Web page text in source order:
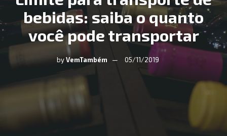
bebidas: saiba o quanto
você pode transportar
byVemTambém 05/11/2019